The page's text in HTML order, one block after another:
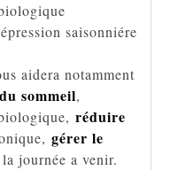
saisonniére
aidera notamment
sommeil,
réduire
gérer le
journée a venir.